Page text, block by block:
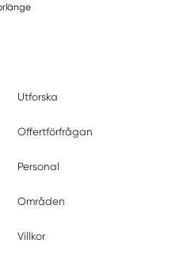
Utforska
Offertförfrågan
Personal
Områden
Villkor